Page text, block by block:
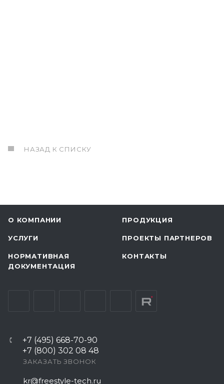
НАЗАД К СПИСКУ
О КОМПАНИИ ПРОДУКЦИЯ
УСЛУГИ ПРОЕКТЫ ПАРТНЕРОВ
НОРМАТИВНАЯ
ДОКУМЕНТАЦИЯ
КОНТАКТЫ
+7 (495) 668-70-90
+7 (800) 302 08 48
ЗАКАЗАТЬ ЗВОНОК
kr@freestyle-tech.ru